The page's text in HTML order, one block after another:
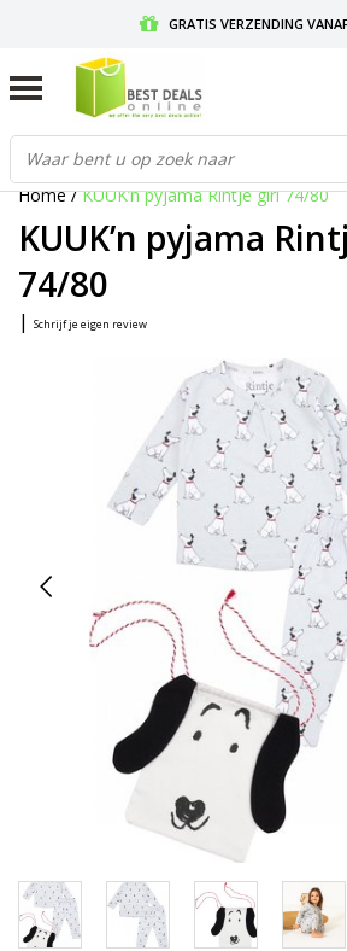
GRATIS VERZENDING
GRATIS RETOURNEREN EN 30
Home/KUUK’n pyjama Rintje girl 74/80
KUUK’n pyjama
74/80
| Schrijf je eigen review